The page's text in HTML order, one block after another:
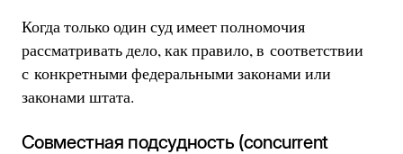
Когда только один суд имеет полномочия
рассматривать дело, как правило, в соответствии
с конкретными федеральными законами или
законами штата.
Совместная подсудность (concurrent